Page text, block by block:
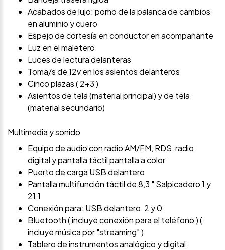
Acabados de lujo: pomo de la palanca de cambios
en aluminio y cuero
Espejo de cortesía en conductor en acompañante
Luz en el maletero
Luces de lectura delanteras
Toma/s de 12v en los asientos delanteros
Cinco plazas ( 2+3 )
Asientos de tela (material principal) y de tela
(material secundario)
Multimedia y sonido
Equipo de audio con radio AM/FM, RDS, radio
digital y pantalla táctil pantalla a color
Puerto de carga USB delantero
Pantalla multifunción táctil de 8,3 " Salpicadero 1 y
21,1
Conexión para: USB delantero, 2 y 0
Bluetooth ( incluye conexión para el teléfono ) (
incluye música por "streaming" )
Tablero de instrumentos analógico y digital